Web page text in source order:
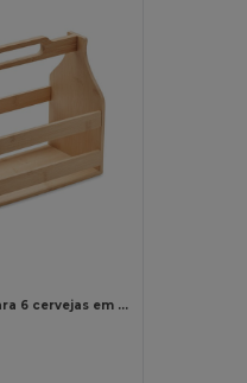
CABAS Caixa para 6 cervejas em bambu